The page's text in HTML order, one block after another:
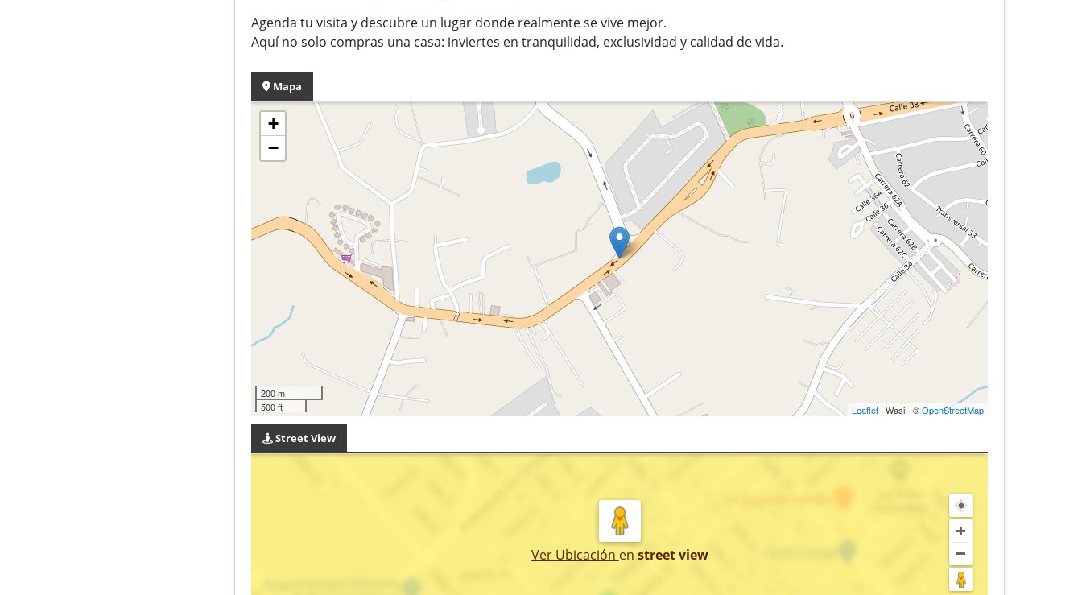
Agenda tu visita y descubre un lugar donde realmente se vive mejor.
Aquí no solo compras una casa: inviertes en tranquilidad, exclusividad y calidad de vida.
Mapa
+
−
200 m
500 ft
Leaflet| Wasi - ©OpenStreetMap
Street View
Ver Ubicación en street view